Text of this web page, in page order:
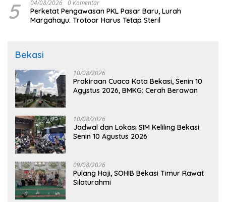
5 04/08/2026 0 Komentar
Perketat Pengawasan PKL Pasar Baru, Lurah
Margahayu: Trotoar Harus Tetap Steril
Bekasi
10/08/2026
Prakiraan Cuaca Kota Bekasi, Senin 10
Agystus 2026, BMKG: Cerah Berawan
10/08/2026
Jadwal dan Lokasi SIM Keliling Bekasi
Senin 10 Agustus 2026
09/08/2026
Pulang Haji, SOHIB Bekasi Timur Rawat
Silaturahmi